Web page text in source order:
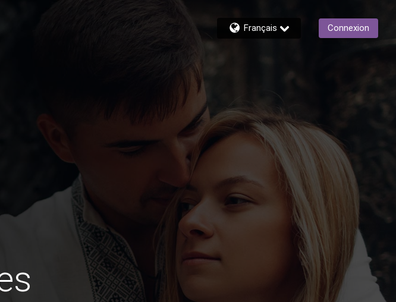
Français Connexion